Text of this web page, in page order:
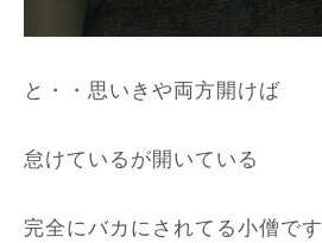
と・・思いきや両方開けば
怠けているが開いている
完全にバカにされてる小僧です